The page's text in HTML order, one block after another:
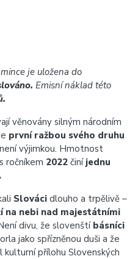
je uložena do
Emisní náklad této
věnovány silným národním
první ražbou svého druhu
není výjimkou. Hmotnost
ročníkem 2022 činí jednu
Slováci dlouho a trpělivě –
nebi nad majestátními
divu, že slovenští básníci
jako spřízněnou duši a že
kulturní přílohu Slovenských